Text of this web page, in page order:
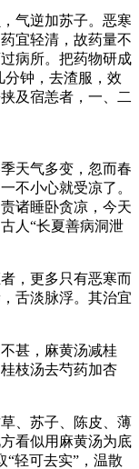
气逆加苏子。恶寒
宜轻清，故药量不
病所。把药物研成
分钟，去渣服，效
及宿恙者，一、二
天气多变，忽而春
不小心就受凉了。
诸睡卧贪凉，今天
人“长夏善病洞泄
，更多只有恶寒而
舌淡脉浮。其治宜
甚，麻黄汤减桂
枝汤去芍药加杏
、苏子、陈皮、薄
看似用麻黄汤为底
“轻可去实”，温散